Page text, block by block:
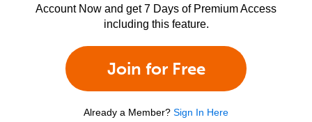
Account Now and get 7 Days of Premium Access
including this feature.
Join for Free
Already a Member? Sign In Here